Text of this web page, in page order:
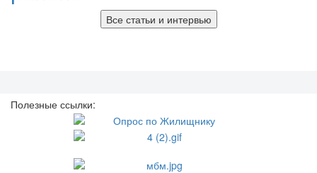
Все статьи и интервью
Полезные ссылки: